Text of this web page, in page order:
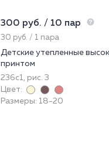
300 руб. / 10 пар
30 руб. / 1 пара
Детские утепленные
принтом
236с1, рис. 3
Цвет:
Размеры: 18-20